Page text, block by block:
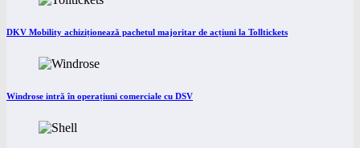
DKV Mobility achiziționează pachetul majoritar de acțiuni la Tolltickets
Windrose intră în operațiuni comerciale cu DSV